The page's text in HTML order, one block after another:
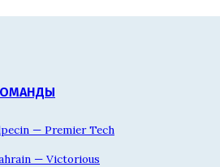
— Premier Tech
— Victorious